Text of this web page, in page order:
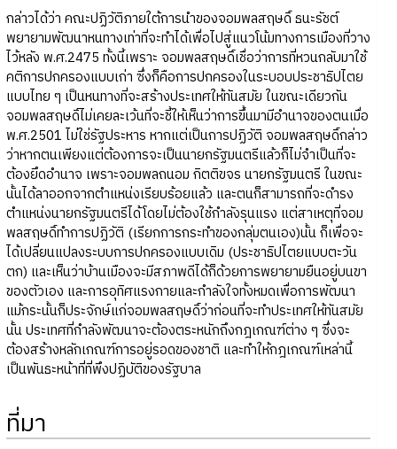
กล่าวได้ว่า คณะปฏิวัติภายใต้การนำของจอมพลสฤษดิ์ ธนะรัชต์
พยายามพัฒนาหนทางเท่าที่จะทำได้เพื่อไปสู่แนวโน้มทางการเมืองที่วาง
ไว้หลัง พ.ศ.2475 ทั้งนี้เพราะ จอมพลสฤษดิ์เชื่อว่าการที่หวนกลับมาใช้
คติการปกครองแบบเก่า ซึ่งก็คือการปกครองในระบอบประชาธิปไตย
แบบไทย ๆ เป็นหนทางที่จะสร้างประเทศให้ทันสมัย ในขณะเดียวกัน
จอมพลสฤษดิ์ไม่เคยละเว้นที่จะชี้ให้เห็นว่าการขึ้นมามีอำนาจของตนเมื่อ
พ.ศ.2501 ไม่ใช่รัฐประหาร หากแต่เป็นการปฏิวัติ จอมพลสฤษดิ์กล่าว
ว่าหากตนเพียงแต่ต้องการจะเป็นนายกรัฐมนตรีแล้วก็ไม่จำเป็นที่จะ
ต้องยึดอำนาจ เพราะจอมพลถนอม กิตติขจร นายกรัฐมนตรี ในขณะ
นั้นได้ลาออกจากตำแหน่งเรียบร้อยแล้ว และตนก็สามารถที่จะดำรง
ตำแหน่งนายกรัฐมนตรีได้โดยไม่ต้องใช้กำลังรุนแรง แต่สาเหตุที่จอม
พลสฤษดิ์ทำการปฏิวัติ (เรียกการกระทำของกลุ่มตนเอง)นั้น ก็เพื่อจะ
ได้เปลี่ยนแปลงระบบการปกครองแบบเดิม (ประชาธิปไตยแบบตะวัน
ตก) และเห็นว่าบ้านเมืองจะมีสภาพดีได้ก็ด้วยการพยายามยืนอยู่บนขา
ของตัวเอง และการอุทิศแรงกายและกำลังใจทั้งหมดเพื่อการพัฒนา
แม้กระนั้นก็ประจักษ์แก่จอมพลสฤษดิ์ว่าก่อนที่จะทำประเทศให้ทันสมัย
นั้น ประเทศที่กำลังพัฒนาจะต้องตระหนักถึงกฎเกณฑ์ต่าง ๆ ซึ่งจะ
ต้องสร้างหลักเกณฑ์การอยู่รอดของชาติ และทำให้กฎเกณฑ์เหล่านี้
เป็นพันธะหน้าที่ที่พึงปฏิบัติของรัฐบาล
ที่มา